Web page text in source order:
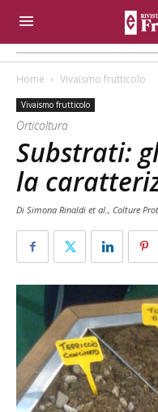
Home Vivaismo frutticolo
Vivaismo frutticolo
Orticoltura
Substrati:
la
Di Simona Rinaldi et al., Colture